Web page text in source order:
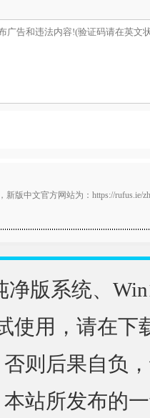
版中文官方网站为：https://rufus.ie/
净版系统、
使用，请在下
否则后果自负
站所发布的